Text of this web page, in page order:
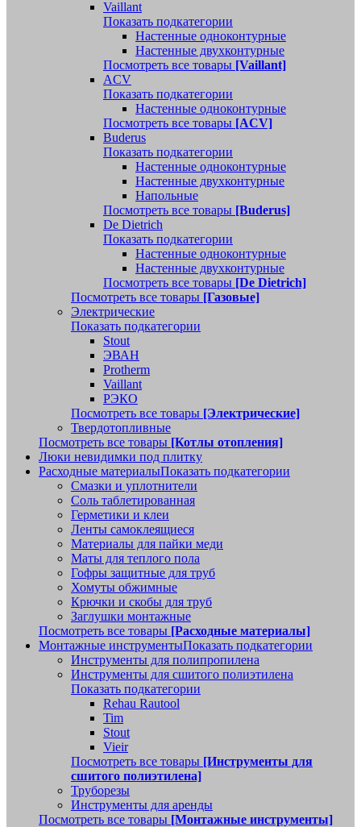
Vaillant
Показать подкатегории
Настенные одноконтурные
Настенные двухконтурные
Посмотреть все товары [Vaillant]
ACV
Показать подкатегории
Настенные одноконтурные
Посмотреть все товары [ACV]
Buderus
Показать подкатегории
Настенные одноконтурные
Настенные двухконтурные
Напольные
Посмотреть все товары [Buderus]
De Dietrich
Показать подкатегории
Настенные одноконтурные
Настенные двухконтурные
Посмотреть все товары [De Dietrich]
Посмотреть все товары [Газовые]
Электрические
Показать подкатегории
Stout
ЭВАН
Protherm
Vaillant
РЭКО
Посмотреть все товары [Электрические]
Твердотопливные
Посмотреть все товары [Котлы отопления]
Люки невидимки под плитку
Расходные материалыПоказать подкатегории
Смазки и уплотнители
Соль таблетированная
Герметики и клеи
Ленты самоклеящиеся
Материалы для пайки меди
Маты для теплого пола
Гофры защитные для труб
Хомуты обжимные
Крючки и скобы для труб
Заглушки монтажные
Посмотреть все товары [Расходные материалы]
Монтажные инструментыПоказать подкатегории
Инструменты для полипропилена
Инструменты для сшитого полиэтилена
Показать подкатегории
Rehau Rautool
Tim
Stout
Vieir
Посмотреть все товары [Инструменты для
сшитого полиэтилена]
Труборезы
Инструменты для аренды
Посмотреть все товары [Монтажные инструменты]